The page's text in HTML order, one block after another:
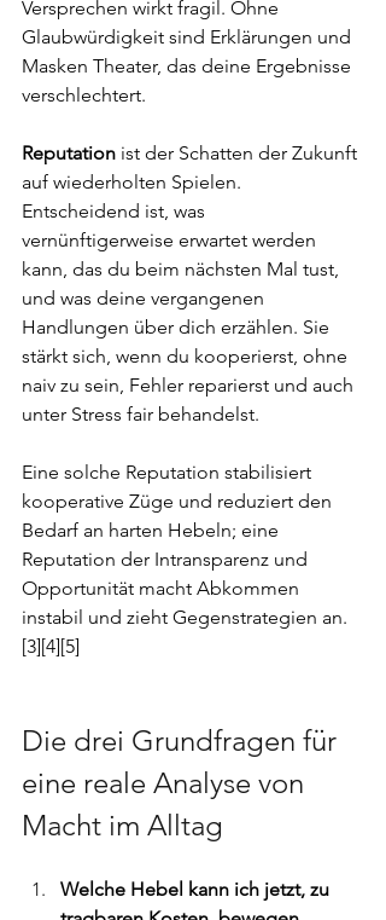
Versprechen wirkt fragil. Ohne
Glaubwürdigkeit sind Erklärungen und
Masken Theater, das deine Ergebnisse
verschlechtert.
Reputation ist der Schatten der Zukunft
auf wiederholten Spielen.
Entscheidend ist, was
vernünftigerweise erwartet werden
kann, das du beim nächsten Mal tust,
und was deine vergangenen
Handlungen über dich erzählen. Sie
stärkt sich, wenn du kooperierst, ohne
naiv zu sein, Fehler reparierst und auch
unter Stress fair behandelst.
Eine solche Reputation stabilisiert
kooperative Züge und reduziert den
Bedarf an harten Hebeln; eine
Reputation der Intransparenz und
Opportunität macht Abkommen
instabil und zieht Gegenstrategien an.
[3][4][5]
Die drei Grundfragen für
eine reale Analyse von
Macht im Alltag
Welche Hebel kann ich jetzt, zu